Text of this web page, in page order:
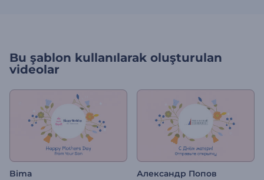
Bu şablon kullanılarak oluşturulan
videolar
Bima Александр Попов